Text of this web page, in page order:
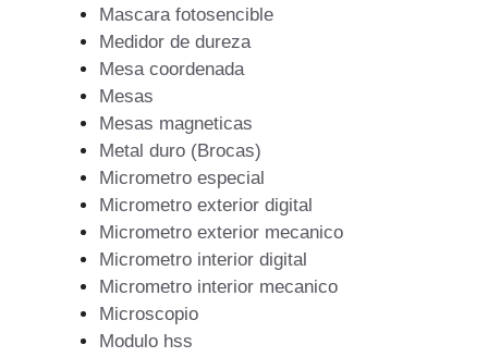
Mascara fotosencible
Medidor de dureza
Mesa coordenada
Mesas
Mesas magneticas
Metal duro (Brocas)
Micrometro especial
Micrometro exterior digital
Micrometro exterior mecanico
Micrometro interior digital
Micrometro interior mecanico
Microscopio
Modulo hss